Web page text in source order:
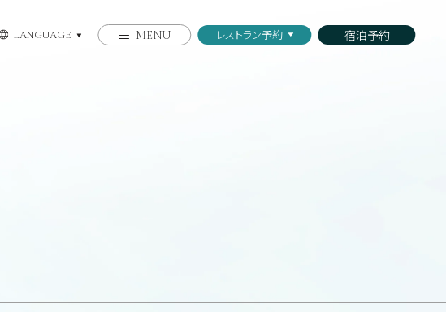
LANGUAGE MENU レストラン予約 宿泊予約